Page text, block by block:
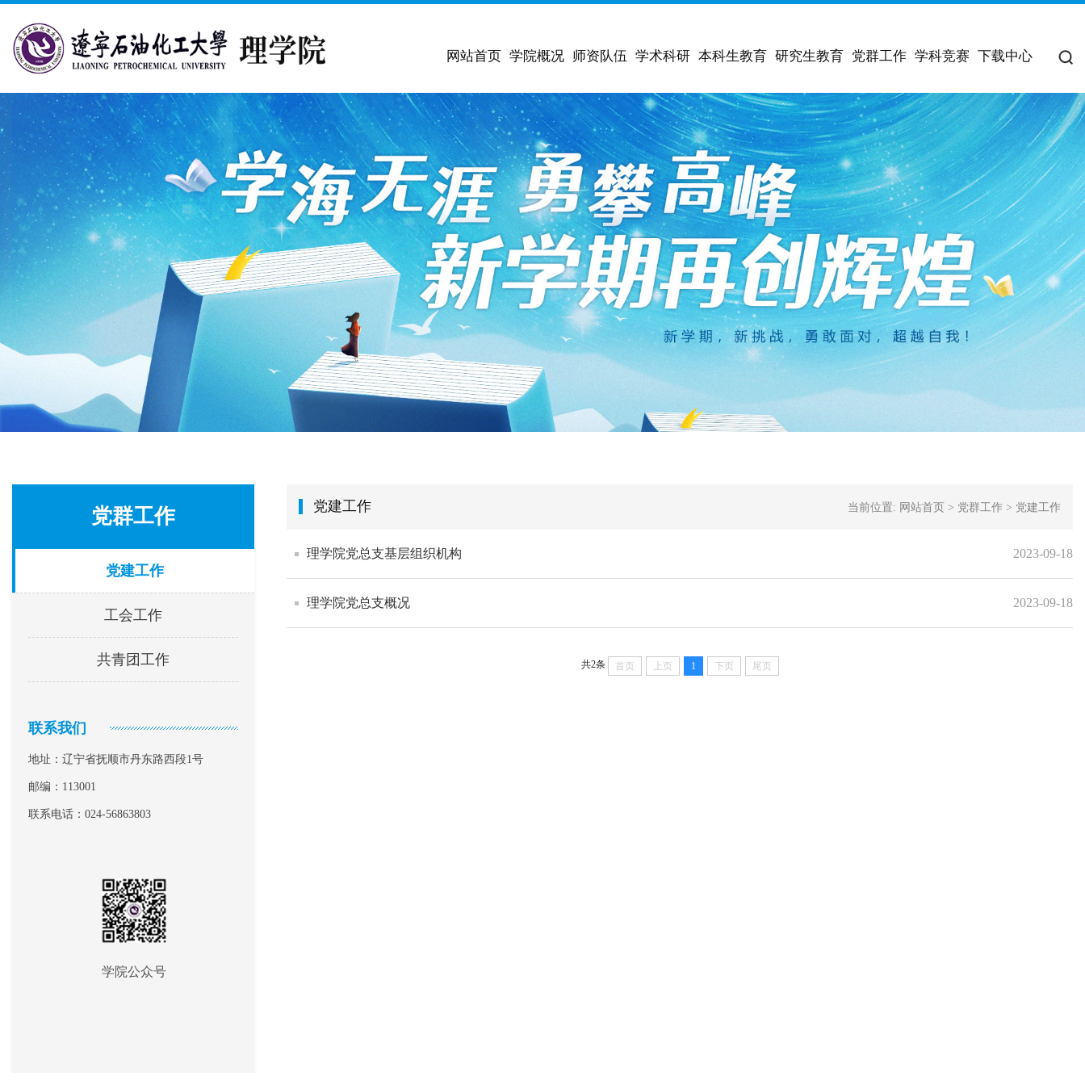
网站首页 学院概况 师资队伍 学术科研 本科生教育 研究生教育 党群工作 学科竞赛 下载中心
党群工作
党建工作
工会工作
共青团工作
联系我们
地址：辽宁省抚顺市丹东路西段1号
邮编：113001
联系电话：024-56863803
学院公众号
党建工作 当前位置: 网站首页 > 党群工作 > 党建工作
理学院党总支基层组织机构 2023-09-18
理学院党总支概况 2023-09-18
共2条 首页 上页 1 下页 尾页